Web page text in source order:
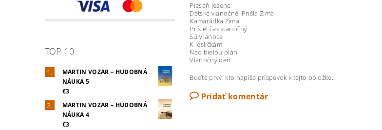
TOP 10
MARTIN VOZAR – HUDOBNÁ
NÁUKA 5
€3
MARTIN VOZAR – HUDOBNÁ
NÁUKA 4
€3
Pieseň jesene
Detské vianočné: Prišla Zima
Kamarádka Zima
Prišiel čas vianočný
Sú Vianoce
K jesličkám
Nad bielou plání
Vianočný deň
Buďte prvý, kto napíše príspevok k tejto položke.
Pridať komentár